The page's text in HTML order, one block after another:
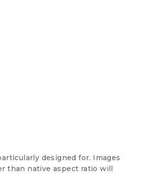
designed for. Images
than native aspect ratio will